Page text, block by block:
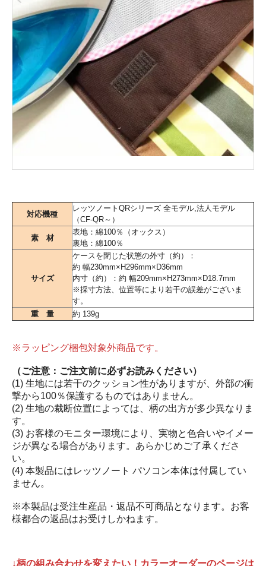
対応機種
レッツノートQRシリーズ 全モデル,法人モデル
（CF-QR～）
素 材
表地：綿100％（オックス）
裏地：綿100％
サイズ
ケースを閉じた状態の外寸（約）：
約 幅230mm×H296mm×D36mm
内寸（約）：約 幅209mm×H273mm×D18.7mm
※採寸方法、位置等により若干の誤差がございま
す。
重 量
約 139g
※ラッピング梱包対象外商品です。
（ご注意：ご注文前に必ずお読みください）
(1) 生地には若干のクッション性がありますが、外部の衝
撃から100％保護するものではありません。
(2) 生地の裁断位置によっては、柄の出方が多少異なりま
す。
(3) お客様のモニター環境により、実物と色合いやイメー
ジが異なる場合があります。あらかじめご了承くださ
い。
(4) 本製品にはレッツノート パソコン本体は付属してい
ません。
※本製品は受注生産品・返品不可商品となります。お客
様都合の返品はお受けしかねます。
↓柄の組み合わせを変えたい！カラーオーダーのページは